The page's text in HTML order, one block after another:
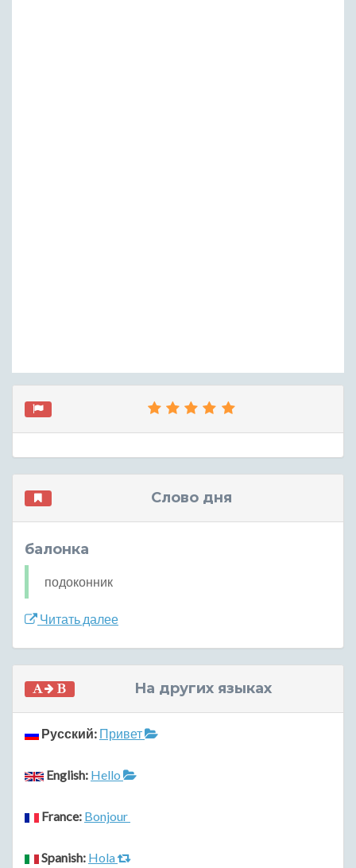
Слово дня
балонка
подоконник
Читать далее
На других языках
Русский: Привет
English: Hello
France: Bonjour
Spanish: Hola